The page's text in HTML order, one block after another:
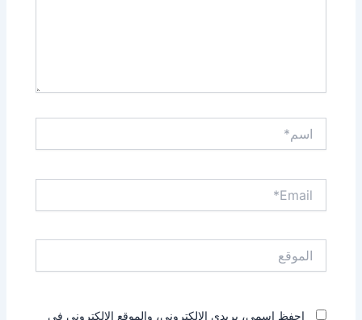
احفظ اسمي، بريدي الإلكتروني، والموقع الإلكتروني في